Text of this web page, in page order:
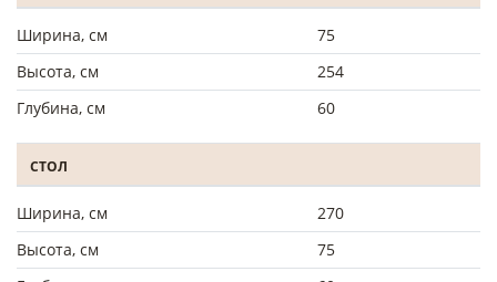
Ширина, см
75
Высота, см
254
Глубина, см
60
СТОЛ
Ширина, см
270
Высота, см
75